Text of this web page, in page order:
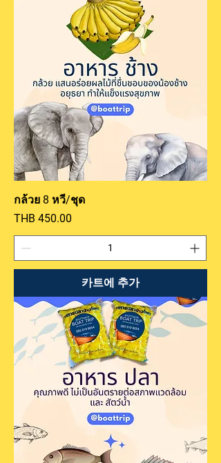
กล้วย 8 หวี/ชุด
가격
THB 450.00
카트에 추가